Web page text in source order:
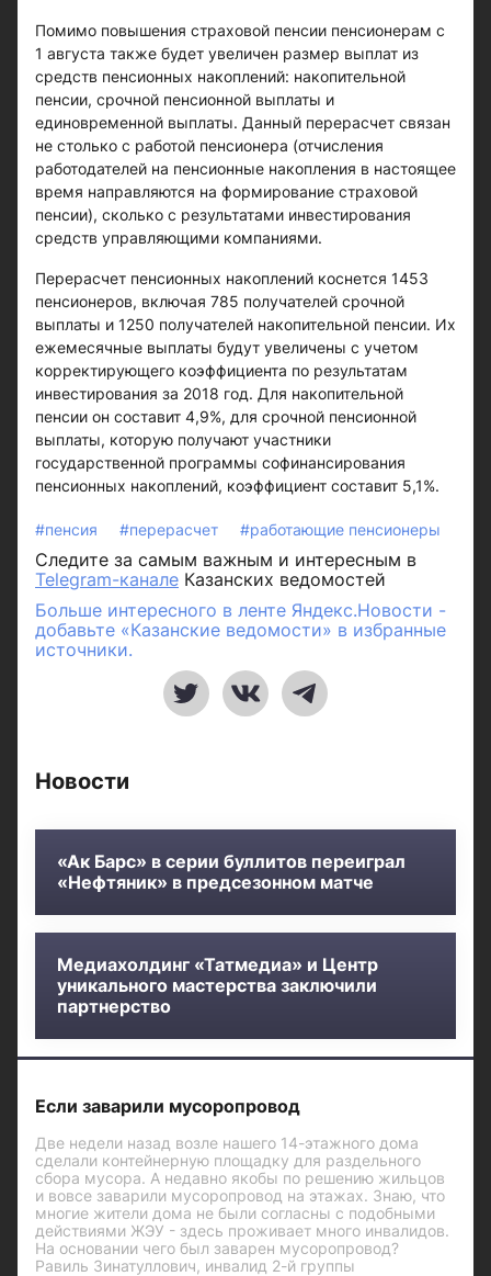
Помимо повышения страховой пенсии пенсионерам с
1 августа также будет увеличен размер выплат из
средств пенсионных накоплений: накопительной
пенсии, срочной пенсионной выплаты и
единовременной выплаты. Данный перерасчет связан
не столько с работой пенсионера (отчисления
работодателей на пенсионные накопления в настоящее
время направляются на формирование страховой
пенсии), сколько с результатами инвестирования
средств управляющими компаниями.
Перерасчет пенсионных накоплений коснется 1453
пенсионеров, включая 785 получателей срочной
выплаты и 1250 получателей накопительной пенсии. Их
ежемесячные выплаты будут увеличены с учетом
корректирующего коэффициента по результатам
инвестирования за 2018 год. Для накопительной
пенсии он составит 4,9%, для срочной пенсионной
выплаты, которую получают участники
государственной программы софинансирования
пенсионных накоплений, коэффициент составит 5,1%.
#пенсия #перерасчет #работающие пенсионеры
Следите за самым важным и интересным в
Telegram-канале Казанских ведомостей
Больше интересного в ленте Яндекс.Новости -
добавьте «Казанские ведомости» в избранные
источники.
Новости
«Ак Барс» в серии буллитов переиграл
«Нефтяник» в предсезонном матче
Медиахолдинг «Татмедиа» и Центр
уникального мастерства заключили
партнерство
Если заварили мусоропровод
Две недели назад возле нашего 14-этажного дома
сделали контейнерную площадку для раздельного
сбора мусора. А недавно якобы по решению жильцов
и вовсе заварили мусоропровод на этажах. Знаю, что
многие жители дома не были согласны с подобными
действиями ЖЭУ - здесь проживает много инвалидов.
На основании чего был заварен мусоропровод?
Равиль Зинатуллович, инвалид 2-й группы